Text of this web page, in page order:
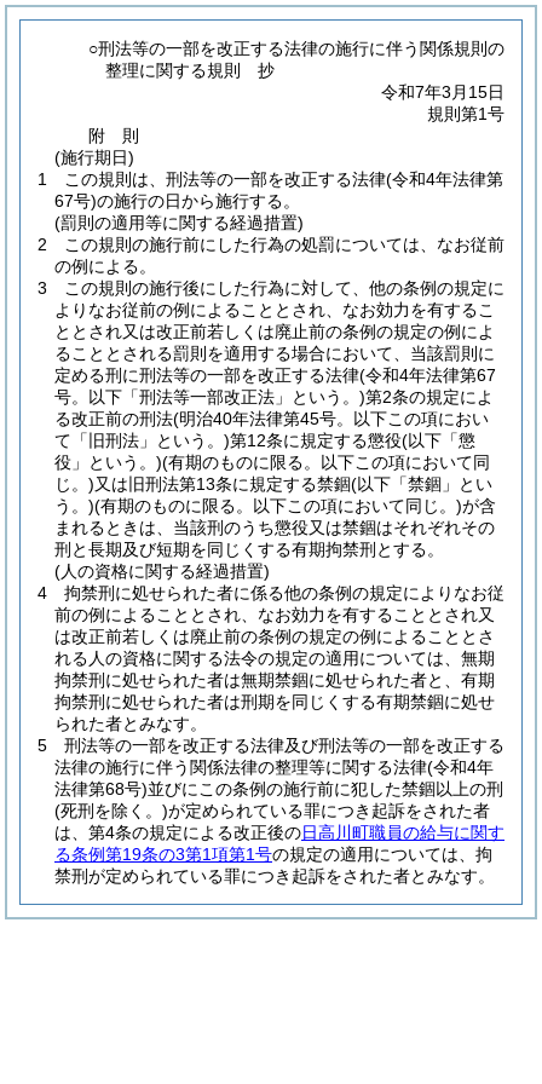
○刑法等の一部を改正する法律の施行に伴う関係規則の
整理に関する規則 抄
令和7年3月15日
規則第1号
附 則
(施行期日)
1
この規則は、刑法等の一部を改正する法律(令和4年法律第
67号)の施行の日から施行する。
(罰則の適用等に関する経過措置)
2
この規則の施行前にした行為の処罰については、なお従前
の例による。
3
この規則の施行後にした行為に対して、他の条例の規定に
よりなお従前の例によることとされ、なお効力を有するこ
ととされ又は改正前若しくは廃止前の条例の規定の例によ
ることとされる罰則を適用する場合において、当該罰則に
定める刑に刑法等の一部を改正する法律(令和4年法律第67
号。以下「刑法等一部改正法」という。)第2条の規定によ
る改正前の刑法(明治40年法律第45号。以下この項におい
て「旧刑法」という。)第12条に規定する懲役(以下「懲
役」という。)(有期のものに限る。以下この項において同
じ。)又は旧刑法第13条に規定する禁錮(以下「禁錮」とい
う。)(有期のものに限る。以下この項において同じ。)が含
まれるときは、当該刑のうち懲役又は禁錮はそれぞれその
刑と長期及び短期を同じくする有期拘禁刑とする。
(人の資格に関する経過措置)
4
拘禁刑に処せられた者に係る他の条例の規定によりなお従
前の例によることとされ、なお効力を有することとされ又
は改正前若しくは廃止前の条例の規定の例によることとさ
れる人の資格に関する法令の規定の適用については、無期
拘禁刑に処せられた者は無期禁錮に処せられた者と、有期
拘禁刑に処せられた者は刑期を同じくする有期禁錮に処せ
られた者とみなす。
5
刑法等の一部を改正する法律及び刑法等の一部を改正する
法律の施行に伴う関係法律の整理等に関する法律(令和4年
法律第68号)並びにこの条例の施行前に犯した禁錮以上の刑
(死刑を除く。)が定められている罪につき起訴をされた者
は、第4条の規定による改正後の日高川町職員の給与に関す
る条例第19条の3第1項第1号の規定の適用については、拘
禁刑が定められている罪につき起訴をされた者とみなす。